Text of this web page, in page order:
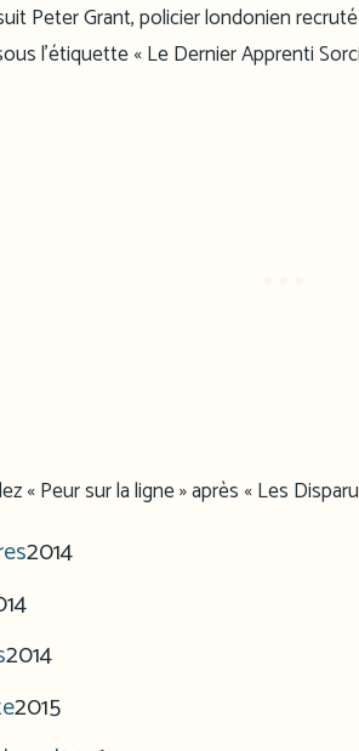
Peter Grant, policier londonien
l’étiquette « Le Dernier Apprenti
« Peur sur la ligne » après « Les
2014
2014
2015